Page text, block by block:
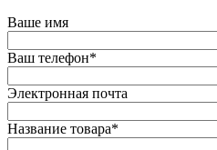
Ваше имя
Ваш телефон*
Электронная почта
Название товара*